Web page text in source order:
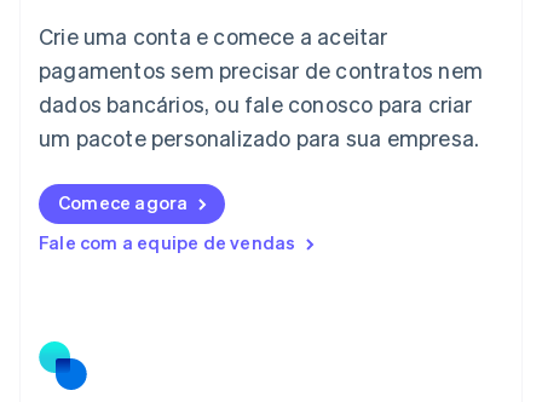
Crie uma conta e comece a aceitar
pagamentos sem precisar de contratos nem
dados bancários, ou fale conosco para criar
um pacote personalizado para sua empresa.
Comece agora
Fale com a equipe de vendas
Japão
Letônia
English
Liechtenstein
Deutsch English
English
Luxemburgo
FrançaisDeutschEnglish
México
Español